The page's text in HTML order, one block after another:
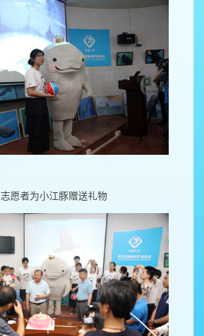
志愿者为小江豚赠送礼物